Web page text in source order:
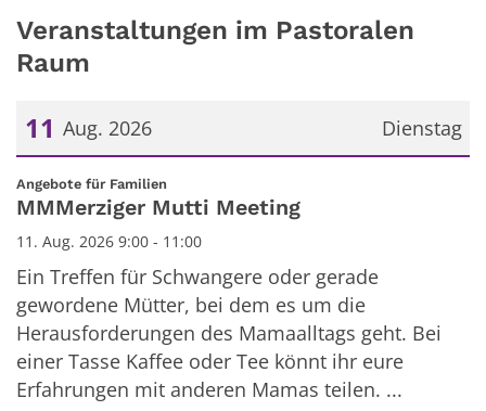
Veranstaltungen im Pastoralen
Raum
Dienstag
11 Aug. 2026
Datum: 11. August 2026
Angebote für Familien
MMMerziger Mutti Meeting
11. Aug. 2026 9:00 - 11:00
Ein Treffen für Schwangere oder gerade
gewordene Mütter, bei dem es um die
Herausforderungen des Mamaalltags geht. Bei
einer Tasse Kaffee oder Tee könnt ihr eure
Erfahrungen mit anderen Mamas teilen. ...